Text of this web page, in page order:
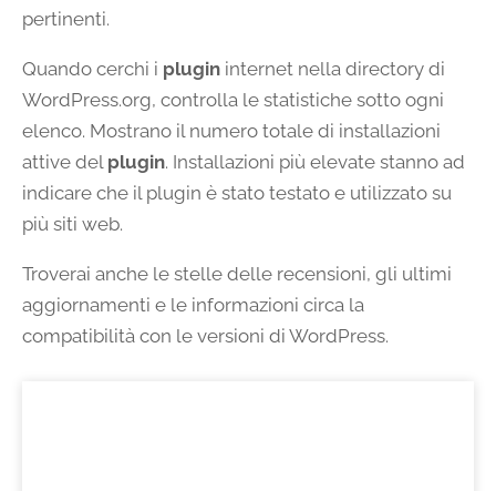
pertinenti.
Quando cerchi i plugin internet nella directory di
WordPress.org, controlla le statistiche sotto ogni
elenco. Mostrano il numero totale di installazioni
attive del plugin. Installazioni più elevate stanno ad
indicare che il plugin è stato testato e utilizzato su
più siti web.
Troverai anche le stelle delle recensioni, gli ultimi
aggiornamenti e le informazioni circa la
compatibilità con le versioni di WordPress.